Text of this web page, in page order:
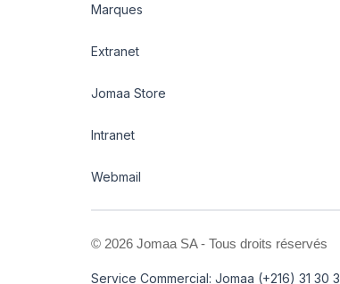
Marques
Extranet
Jomaa Store
Intranet
Webmail
© 2026 Jomaa SA - Tous droits réservés
Service Commercial: Jomaa (+216) 31 30